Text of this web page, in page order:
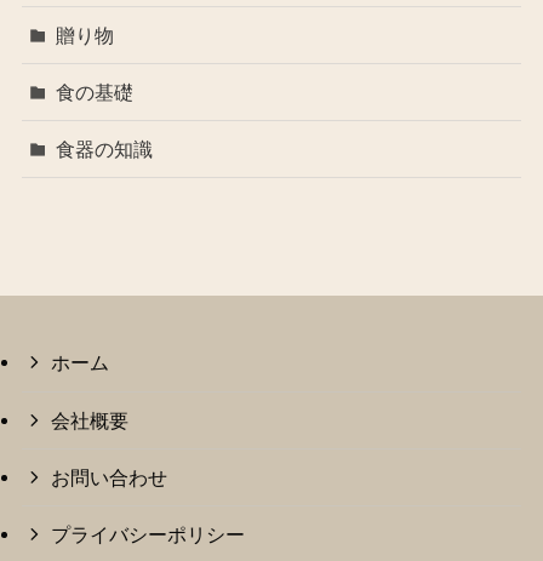
贈り物
食の基礎
食器の知識
ホーム
会社概要
お問い合わせ
プライバシーポリシー